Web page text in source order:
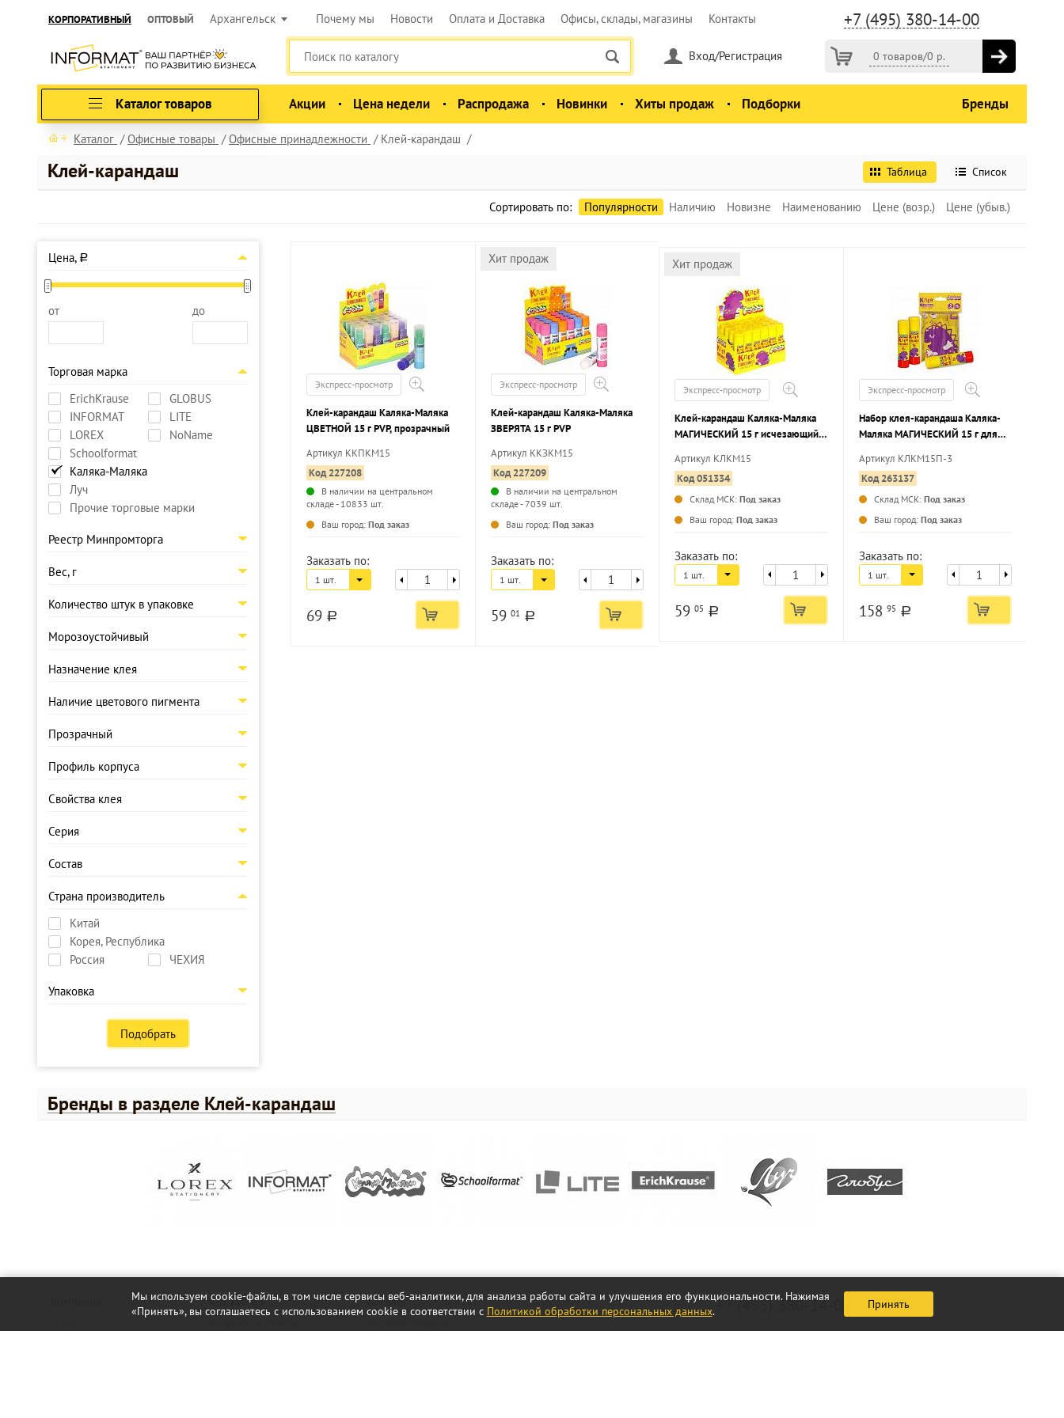
КОРПОРАТИВНЫЙ ОПТОВЫЙ Архангельск +7 (495) 380-14-00
Почему мы Новости Оплата и Доставка Офисы, склады, магазины Контакты
0 товаров/0 р.
Вход/Регистрация
Каталог товаров Акции Цена недели Распродажа Новинки Хиты продаж Подборки Бренды
Каталог Офисные товары Офисные принадлежности Клей-карандаш
Клей-карандаш Таблица Список
Сортировать по: Популярности Наличию Новизне Наименованию Цене (возр.) Цене (убыв.)
Цена, a
от до
Торговая марка
ErichKrause
GLOBUS
INFORMAT
LITE
LOREX
NoName
Schoolformat
Каляка-Маляка
Луч
Прочие торговые марки
Реестр Минпромторга
Вес, г
Количество штук в упаковке
Морозоустойчивый
Назначение клея
Наличие цветового пигмента
Прозрачный
Профиль корпуса
Свойства клея
Серия
Состав
Страна производитель
Китай
Корея, Республика
Россия
ЧЕХИЯ
Упаковка
Подобрать
Экспресс-просмотр
Клей-карандаш Каляка-Маляка
ЦВЕТНОЙ 15 г PVP, прозрачный
Артикул ККПКМ15
Код 227208
В наличии на центральном
складе - 10833 шт.
Ваш город: Под заказ
Заказать по:
1 шт.
69 a
Хит продаж
Экспресс-просмотр
Клей-карандаш Каляка-Маляка
ЗВЕРЯТА 15 г PVP
Артикул ККЗКМ15
Код 227209
В наличии на центральном
складе - 7039 шт.
Ваш город: Под заказ
Заказать по:
1 шт.
59 01 a
Хит продаж
Экспресс-просмотр
Клей-карандаш Каляка-Маляка
МАГИЧЕСКИЙ 15 г исчезающий
Артикул КЛКМ15
Код 051334
Склад МСК: Под заказ
Ваш город: Под заказ
Заказать по:
1 шт.
59 05 a
Экспресс-просмотр
Набор клея-карандаша Каляка-
Маляка МАГИЧЕСКИЙ 15 г для
исчезающий PVP 3 шт пакет
Артикул КЛКМ15П-3
Код 263137
Склад МСК: Под заказ
Ваш город: Под заказ
Заказать по:
1 шт.
158 95 a
Бренды в разделе Клей-карандаш
Как купить Каталог +7 (495) 380-14-00
Мы используем cookie-файлы, в том числе сервисы веб-аналитики, для анализа работы сайта и улучшения его функциональности. Нажимая
«Принять», вы соглашаетесь с использованием cookie в соответствии с Политикой обработки персональных данных. Принять